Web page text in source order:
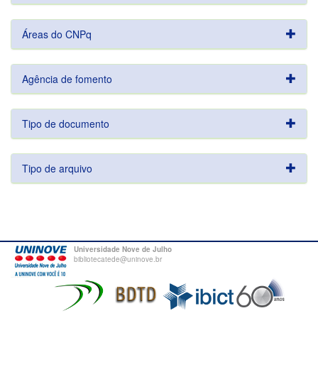
Áreas do CNPq
Agência de fomento
Tipo de documento
Tipo de arquivo
Universidade Nove de Julho
bibliotecatede@uninove.br